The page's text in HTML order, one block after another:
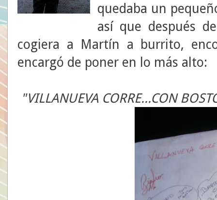
quedaba un
así que después
cogiera a Martín a burrito,
encargó de poner en lo más alto:
"VILLANUEVA CORRE...CON